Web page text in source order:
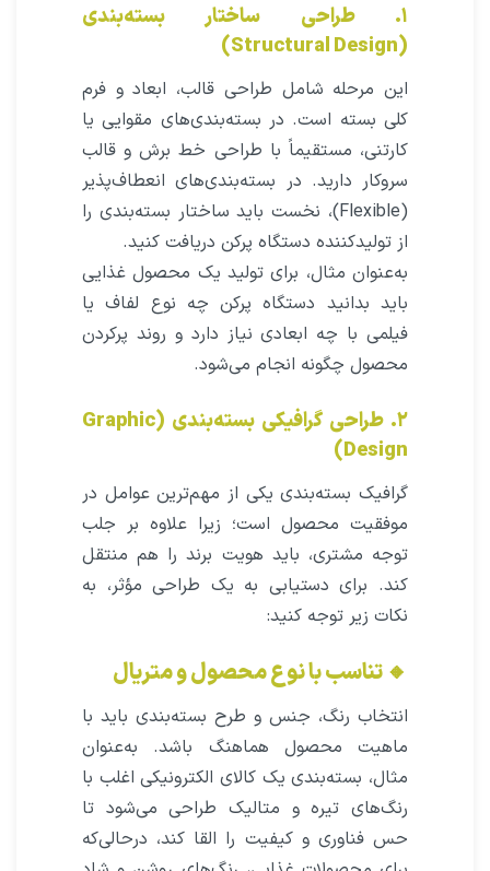
۱. طراحی ساختار بسته‌بندی
(Structural Design)
این مرحله شامل طراحی قالب، ابعاد و فرم
کلی بسته است. در بسته‌بندی‌های مقوایی یا
کارتنی، مستقیماً با طراحی خط برش و قالب
سروکار دارید. در بسته‌بندی‌های انعطاف‌پذیر
(Flexible)، نخست باید ساختار بسته‌بندی را
از تولیدکننده دستگاه پرکن دریافت کنید.
به‌عنوان مثال، برای تولید یک محصول غذایی
باید بدانید دستگاه پرکن چه نوع لفاف یا
فیلمی با چه ابعادی نیاز دارد و روند پرکردن
محصول چگونه انجام می‌شود.
۲. طراحی گرافیکی بسته‌بندی (Graphic
Design)
گرافیک بسته‌بندی یکی از مهم‌ترین عوامل در
موفقیت محصول است؛ زیرا علاوه بر جلب
توجه مشتری، باید هویت برند را هم منتقل
کند. برای دستیابی به یک طراحی مؤثر، به
نکات زیر توجه کنید:
🔸 تناسب با نوع محصول و متریال
انتخاب رنگ، جنس و طرح بسته‌بندی باید با
ماهیت محصول هماهنگ باشد. به‌عنوان
مثال، بسته‌بندی یک کالای الکترونیکی اغلب با
رنگ‌های تیره و متالیک طراحی می‌شود تا
حس فناوری و کیفیت را القا کند، درحالی‌که